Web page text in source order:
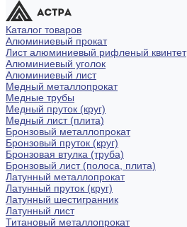
Каталог товаров
Алюминиевый прокат
Лист алюминиевый рифленый квинтет
Алюминиевый уголок
Алюминиевый лист
Медный металлопрокат
Медные трубы
Медный пруток (круг)
Медный лист (плита)
Бронзовый металлопрокат
Бронзовый пруток (круг)
Бронзовая втулка (труба)
Бронзовый лист (полоса, плита)
Латунный металлопрокат
Латунный пруток (круг)
Латунный шестигранник
Латунный лист
Титановый металлопрокат